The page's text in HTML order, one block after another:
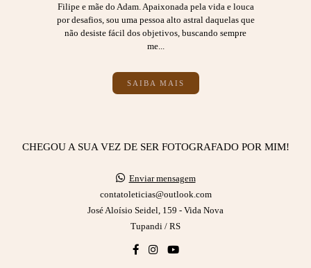
Filipe e mãe do Adam. Apaixonada pela vida e louca
por desafios, sou uma pessoa alto astral daquelas que
não desiste fácil dos objetivos, buscando sempre
me...
SAIBA MAIS
CHEGOU A SUA VEZ DE SER FOTOGRAFADO POR MIM!
Enviar mensagem
contatoleticias@outlook.com
José Aloísio Seidel, 159 - Vida Nova
Tupandi / RS